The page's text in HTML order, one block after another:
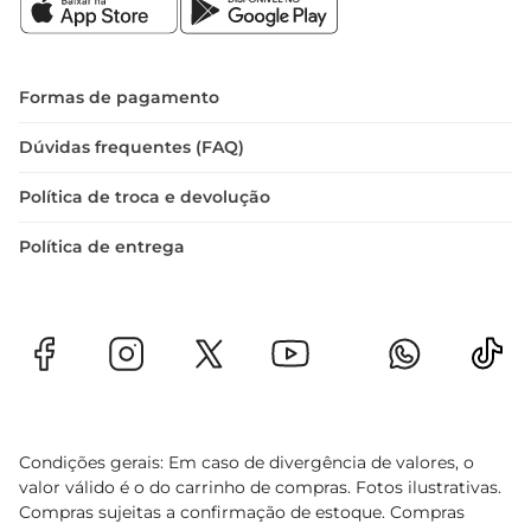
Formas de pagamento
Dúvidas frequentes (FAQ)
Política de troca e devolução
Política de entrega
Condições gerais: Em caso de divergência de valores, o
valor válido é o do carrinho de compras. Fotos ilustrativas.
Compras sujeitas a confirmação de estoque. Compras